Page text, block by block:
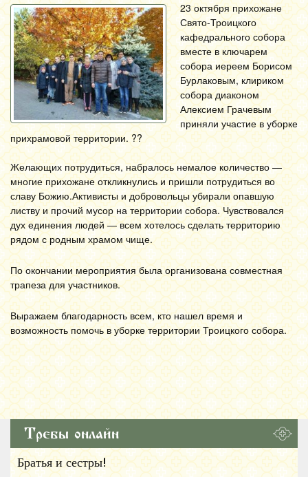
23 октября прихожане
Свято-Троицкого
кафедрального собора
вместе в ключарем
собора иереем Борисом
Бурлаковым, клириком
собора диаконом
Алексием Грачевым
приняли участие в уборке
прихрамовой территории. ??
Желающих потрудиться, набралось немалое количество —
многие прихожане откликнулись и пришли потрудиться во
славу Божию.Активисты и добровольцы убирали опавшую
листву и прочий мусор на территории собора. Чувствовался
дух единения людей — всем хотелось сделать территорию
рядом с родным храмом чище.
По окончании мероприятия была организована совместная
трапеза для участников.
Выражаем благодарность всем, кто нашел время и
возможность помочь в уборке территории Троицкого собора.
Требы онлайн
Братья и сестры!